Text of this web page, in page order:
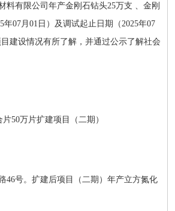
料有限公司年产金刚石钻头25万支 、金刚
5年07月 01 日）及调试起止日期（2025年07
建设情况有所了解，并通过公示了解社会
片50万片扩建项目（二期）
46号。扩建后项目（二期） 年产立方氮化